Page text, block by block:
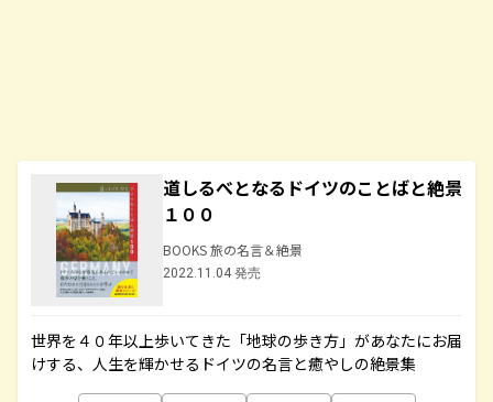
道しるべとなるドイツのことばと絶景
１００
BOOKS 旅の名言＆絶景
2022.11.04 発売
世界を４０年以上歩いてきた「地球の歩き方」があなたにお届
けする、人生を輝かせるドイツの名言と癒やしの絶景集